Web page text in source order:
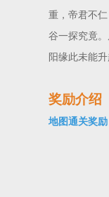
重，帝君不
谷一探究竟
阳缘此未能
奖励介绍
地图通关奖